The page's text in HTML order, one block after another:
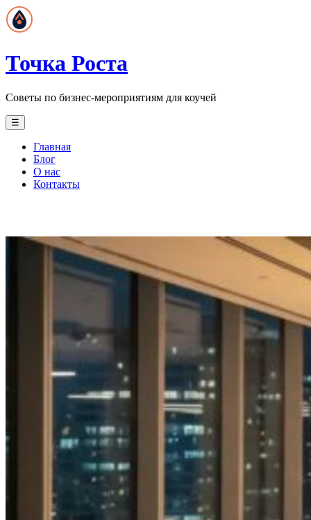
Точка Роста
Советы по бизнес-мероприятиям для коучей
☰
Главная
Блог
О нас
Контакты